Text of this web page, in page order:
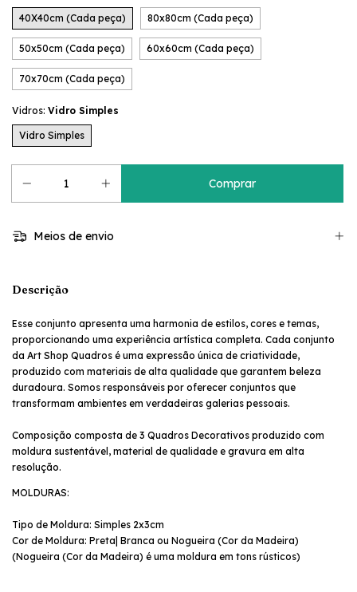
40X40cm (Cada peça) 80x80cm (Cada peça)
50x50cm (Cada peça) 60x60cm (Cada peça)
70x70cm (Cada peça)
Vidros: Vidro Simples
Vidro Simples
Meios de envio
Descrição
Esse conjunto apresenta uma harmonia de estilos, cores e temas,
proporcionando uma experiência artística completa. Cada conjunto
da Art Shop Quadros é uma expressão única de criatividade,
produzido com materiais de alta qualidade que garantem beleza
duradoura. Somos responsáveis por oferecer conjuntos que
transformam ambientes em verdadeiras galerias pessoais.
Composição composta de 3 Quadros Decorativos produzido com
moldura sustentável, material de qualidade e gravura em alta
resolução.
MOLDURAS:
Tipo de Moldura: Simples 2x3cm
Cor de Moldura: Preta| Branca ou Nogueira (Cor da Madeira)
(Nogueira (Cor da Madeira) é uma moldura em tons rústicos)